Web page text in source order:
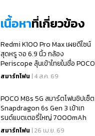
เนื้อหาที่เกี่ยวข้อง
Redmi K100 Pro Max เผยดีไซน์
สุดหรู จอ 6.9 นิ้ว กล้อง
Periscope ลุ้นเข้าไทยในชื่อ POCO
เร็วๆ นี้
สมาร์ทโฟน | 4 ส.ค. 69
POCO M8s 5G สมาร์ตโฟนชิปเซ็ต
Snapdragon 6s Gen 3 เข้าเท
รนด์แบตเตอรี่ใหญ่ 7000mAh
สมาร์ทโฟน | 26 เม.ย. 69